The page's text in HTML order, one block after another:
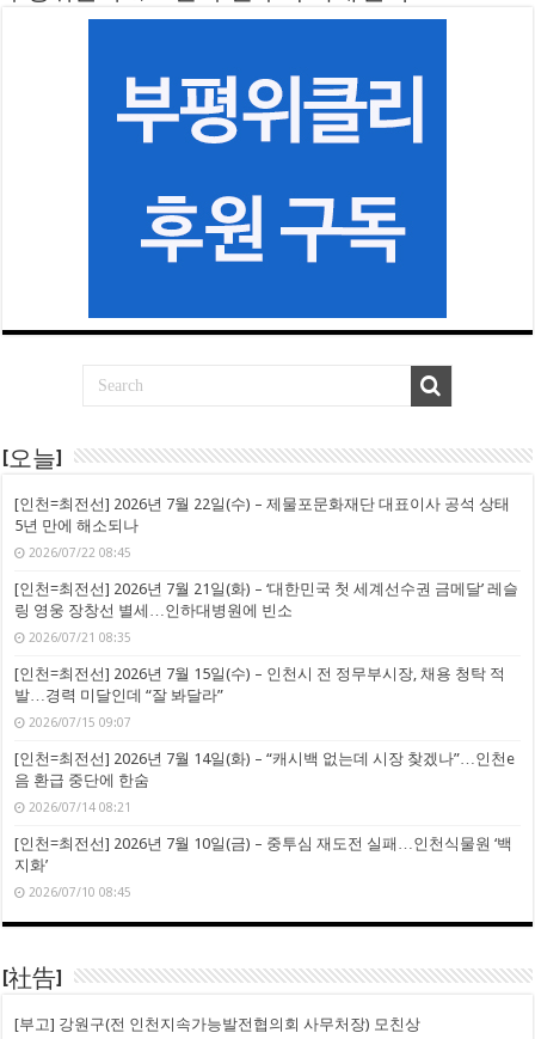
[오늘]
[인천=최전선] 2026년 7월 22일(수) – 제물포문화재단 대표이사 공석 상태
5년 만에 해소되나
2026/07/22 08:45
[인천=최전선] 2026년 7월 21일(화) – ‘대한민국 첫 세계선수권 금메달’ 레슬
링 영웅 장창선 별세…인하대병원에 빈소
2026/07/21 08:35
[인천=최전선] 2026년 7월 15일(수) – 인천시 전 정무부시장, 채용 청탁 적
발…경력 미달인데 “잘 봐달라”
2026/07/15 09:07
[인천=최전선] 2026년 7월 14일(화) – “캐시백 없는데 시장 찾겠나”…인천e
음 환급 중단에 한숨
2026/07/14 08:21
[인천=최전선] 2026년 7월 10일(금) – 중투심 재도전 실패…인천식물원 ‘백
지화’
2026/07/10 08:45
[社告]
[부고] 강원구(전 인천지속가능발전협의회 사무처장) 모친상